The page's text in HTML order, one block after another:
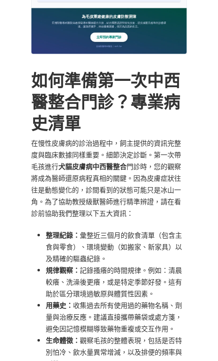
如何準備第一次中西
醫整合門診？專業病
史清單
在慢性皮膚病的診治過程中，飼主提供的資訊完整
度與臨床數據同樣重要。細節決定診斷。第一次帶
毛孩進行犬貓皮膚病中西醫整合門診時，您的觀察
將成為醫師還原病程真相的關鍵。因為皮膚症狀往
往是動態變化的，診間看到的狀態可能只是冰山一
角。為了協助教授級獸醫師進行精準辨證，請在看
診前協助我們整理以下五大資訊：
整理紀錄： 彙整近三個月的飲食清單（包含主
食與零食）、環境變動（如搬家、新家具）以
及精確的驅蟲紀錄。
規律觀察： 記錄搔癢的時間規律。例如：清晨
較癢、洗澡後更癢，或是特定季節好發。這有
助於區分環境過敏原與體質性因素。
用藥史： 收集過去所有使用過的藥物名稱、劑
量與治療反應。建議直接攜帶藥袋或處方箋，
避免因記憶模糊導致藥物重複或交互作用。
生命體徵： 觀察毛孩的整體表現，包括是否特
別怕冷、飲水量異常增減，以及排便的頻率與